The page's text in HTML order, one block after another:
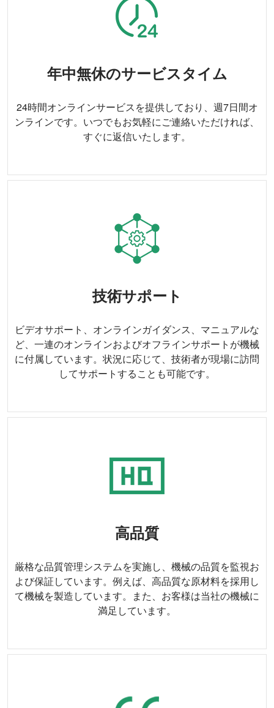
年中無休のサービスタイム
24時間オンラインサービスを提供しており、週7日間オ
ンラインです。いつでもお気軽にご連絡いただければ、
すぐに返信いたします。
技術サポート
ビデオサポート、オンラインガイダンス、マニュアルな
ど、一連のオンラインおよびオフラインサポートが機械
に付属しています。状況に応じて、技術者が現場に訪問
してサポートすることも可能です。
高品質
厳格な品質管理システムを実施し、機械の品質を監視お
よび保証しています。例えば、高品質な原材料を採用し
て機械を製造しています。また、お客様は当社の機械に
満足しています。